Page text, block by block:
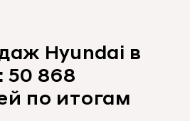
Hyundai в
50 868
по итогам